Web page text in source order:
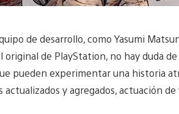
de desarrollo, como Yasumi
de PlayStation, no hay duda
pueden experimentar una historia
actualizados y agregados, actuación